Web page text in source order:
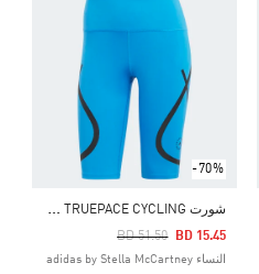
-70%
ش
ورت ADIDAS BY STELLA MCCARTNEY TRUEPACE CYCLING
Price Reduced From
BD 51.50
To BD 15.45
النساء adidas by Stella McCartney